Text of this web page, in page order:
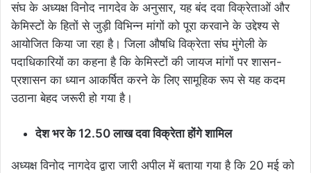
संघ के अध्यक्ष विनोद नागदेव के अनुसार, यह बंद दवा विक्रेताओं और
केमिस्टों के हितों से जुड़ी विभिन्न मांगों को पूरा करवाने के उद्देश्य से
आयोजित किया जा रहा है। जिला औषधि विक्रेता संघ मुंगेली के
पदाधिकारियों का कहना है कि केमिस्टों की जायज मांगों पर शासन-
प्रशासन का ध्यान आकर्षित करने के लिए सामूहिक रूप से यह कदम
उठाना बेहद जरूरी हो गया है।
देश भर के 12.50 लाख दवा विक्रेता होंगे शामिल
अध्यक्ष विनोद नागदेव द्वारा जारी अपील में बताया गया है कि 20 मई को